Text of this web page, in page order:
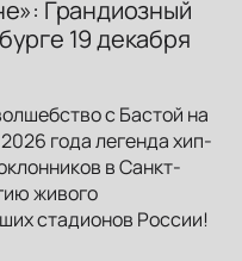
Грандиозный
19 декабря
с Бастой на
года легенда хип-
в Санкт-
живого
стадионов России!